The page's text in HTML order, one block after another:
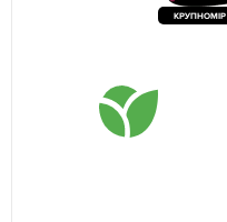
КРУПНОМІР